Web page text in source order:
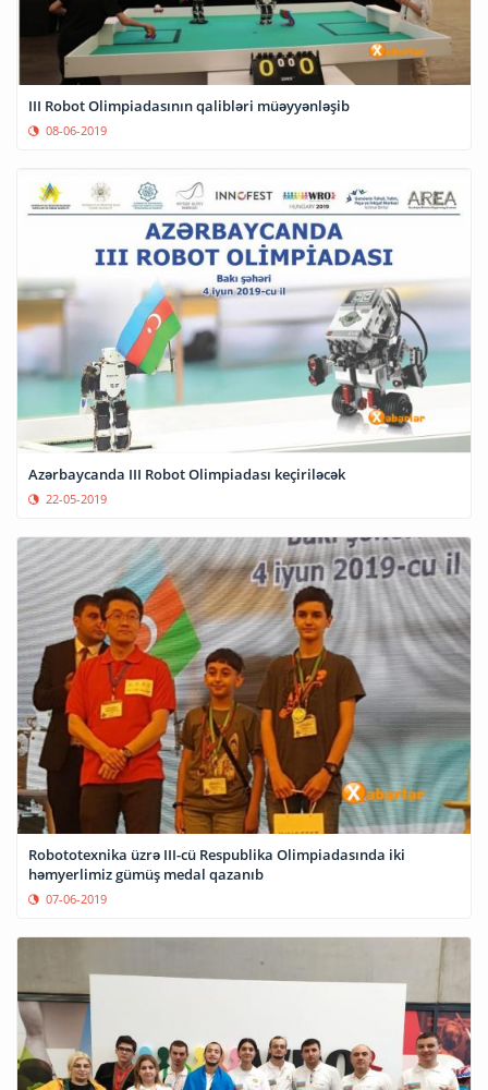
III Robot Olimpiadasının qalibləri müəyyənləşib
08-06-2019
Azərbaycanda III Robot Olimpiadası keçiriləcək
22-05-2019
Robototexnika üzrə III-cü Respublika Olimpiadasında iki
həmyerlimiz gümüş medal qazanıb
07-06-2019